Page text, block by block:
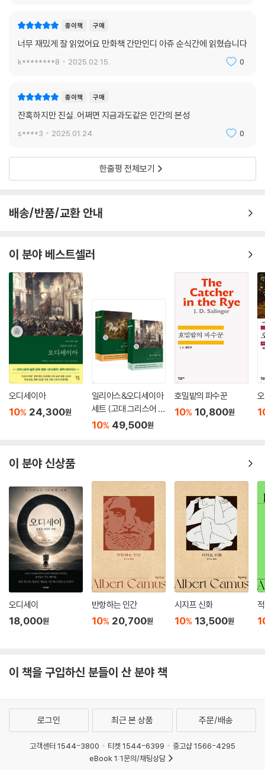
종이책 구매
너무 재밌게 잘 읽었어요 만화책 간만인디 아쥬 순식간에 읽혔습니다
k********8 2025.02.15. 0
종이책 구매
잔혹하지만 진실..어쩌면 지금과도같은 인간의 본성
s****3 2025.01.24. 0
한줄평 전체보기
배송/반품/교환 안내
이 분야 베스트셀러
오디세이아
10% 24,300원
일리아스&오디세이아
세트 (고대 그리스어 완
역본)
10% 49,500원
호밀밭의 파수꾼
10% 10,800원
이 분야 신상품
오디세이
18,000원
반항하는 인간
10% 20,700원
시지프 신화
10% 13,500원
이 책을 구입하신 분들이 산 분야 책
로그인 최근 본 상품 주문/배송
고객센터 1544-3800 티켓 1544-6399
중고샵 1566-4295
eBook 1:1문의/채팅상담